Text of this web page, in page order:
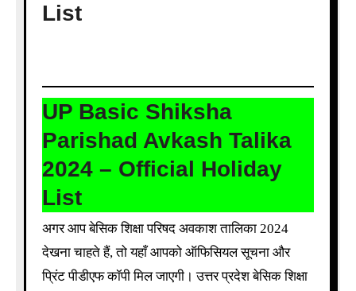
List
UP Basic Shiksha
Parishad Avkash Talika
2024 – Official Holiday
List
अगर आप बेसिक शिक्षा परिषद अवकाश तालिका 2024
देखना चाहते हैं, तो यहाँ आपको ऑफिसियल सूचना और
प्रिंट पीडीएफ कॉपी मिल जाएगी। उत्तर प्रदेश बेसिक शिक्षा